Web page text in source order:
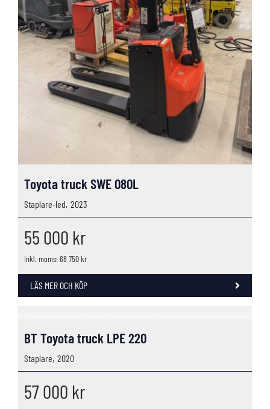
Toyota truck SWE 080L
Staplare-led, 2023
55 000 kr
Inkl. moms: 68 750 kr
LÄS MER OCH KÖP
BT Toyota truck LPE 220
Staplare, 2020
57 000 kr